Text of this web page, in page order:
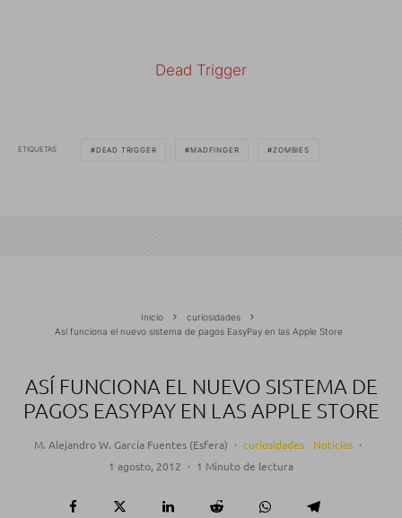
Dead Trigger
ETIQUETAS DEAD TRIGGER MADFINGER ZOMBIES
Inicio
curiosidades
Así funciona el nuevo sistema de pagos EasyPay en las Apple Store
ASÍ FUNCIONA EL NUEVO SISTEMA DE
PAGOS EASYPAY EN LAS APPLE STORE
M. Alejandro W. García Fuentes (Esfera) · curiosidades Noticias ·
1 agosto, 2012 · 1 Minuto de lectura